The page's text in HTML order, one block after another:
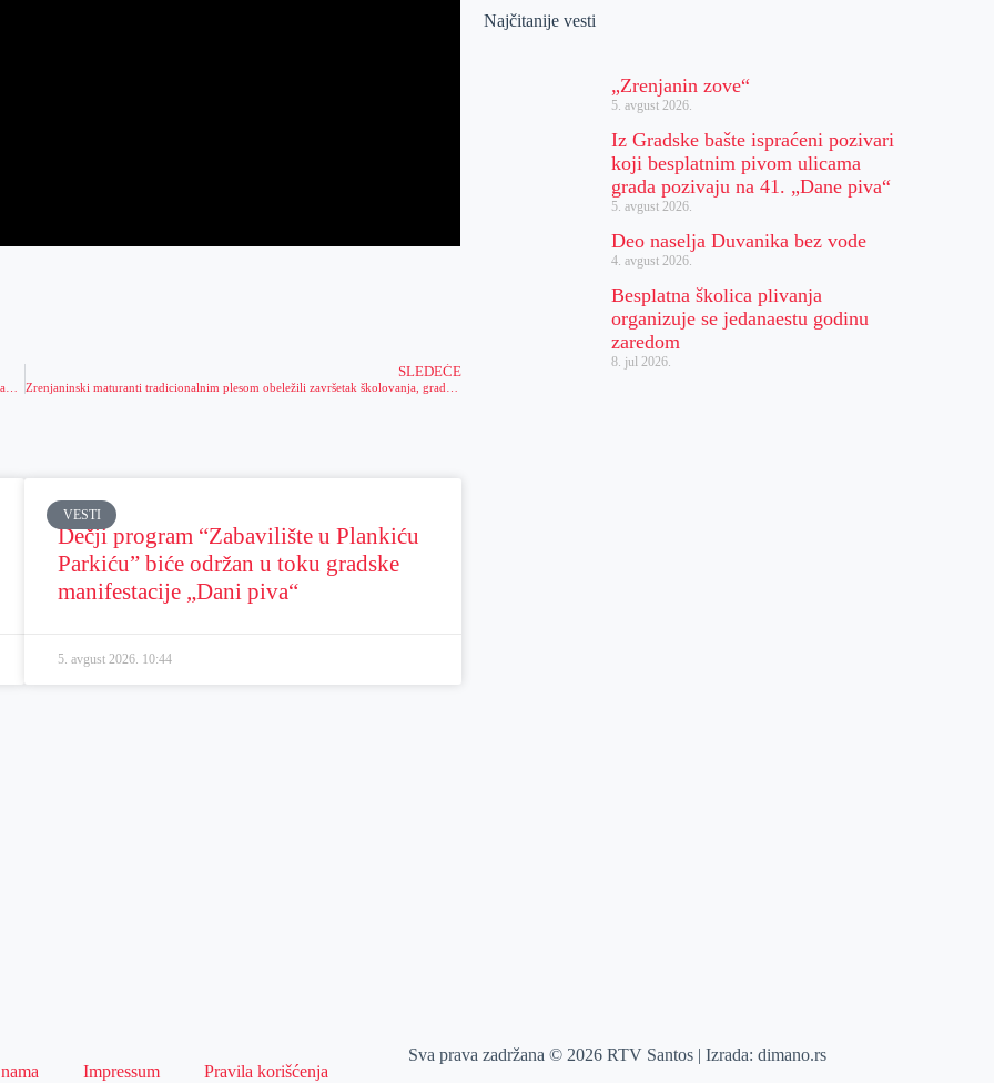
SLEDEĆE
VESTI
Dečji program “Zabavilište u Plankiću
Parkiću” biće održan u toku gradske
manifestacije „Dani piva“
5. avgust 2026. 10:44
Najčitanije vesti
„Zrenjanin zove“
5. avgust 2026.
Iz Gradske bašte ispraćeni pozivari
koji besplatnim pivom ulicama
grada pozivaju na 41. „Dane piva“
5. avgust 2026.
Deo naselja Duvanika bez vode
4. avgust 2026.
Besplatna školica plivanja
organizuje se jedanaestu godinu
zaredom
8. jul 2026.
Impressum Pravila korišćenja
Sva prava zadržana © 2026 RTV Santos | Izrada:dimano.rs